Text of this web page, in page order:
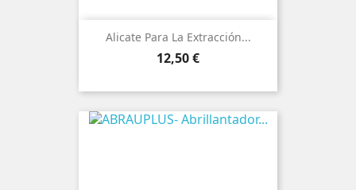
Alicate Para La Extracción...
Precio
12,50 €